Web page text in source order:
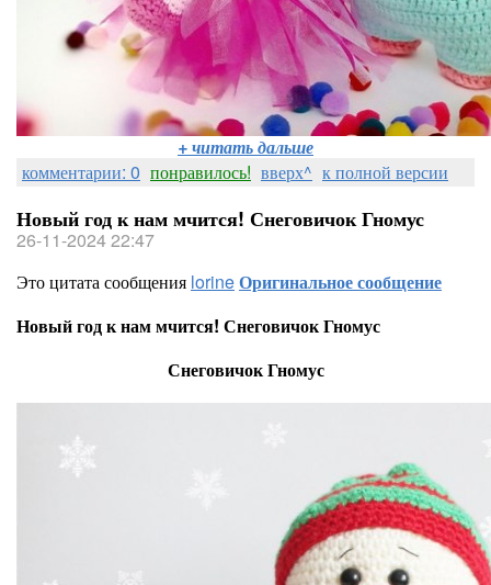
+ читать дальше
комментарии: 0 понравилось! вверх^ к полной версии
Новый год к нам мчится! Снеговичок Гномус
26-11-2024 22:47
Это цитата сообщения lorineОригинальное сообщение
Новый год к нам мчится! Снеговичок Гномус
Снеговичок Гномус